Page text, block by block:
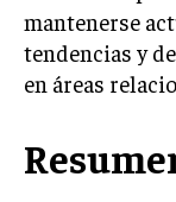
ÉTICA
SOCIAL
BLOG
mantenerse
tendencias y
en áreas